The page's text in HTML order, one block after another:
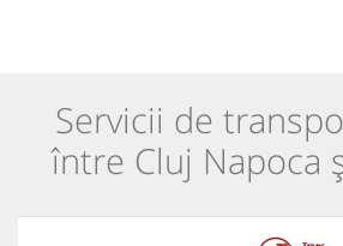
Servicii de
între Cluj Napoca